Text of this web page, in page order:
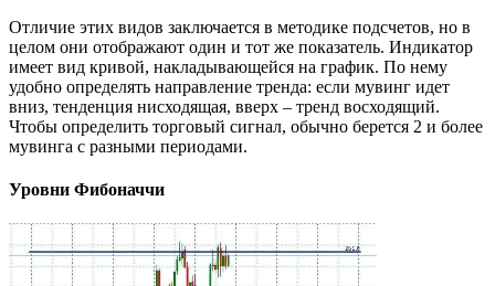
Отличие этих видов заключается в методике подсчетов, но в
целом они отображают один и тот же показатель. Индикатор
имеет вид кривой, накладывающейся на график. По нему
удобно определять направление тренда: если мувинг идет
вниз, тенденция нисходящая, вверх – тренд восходящий.
Чтобы определить торговый сигнал, обычно берется 2 и более
мувинга с разными периодами.
Уровни Фибоначчи